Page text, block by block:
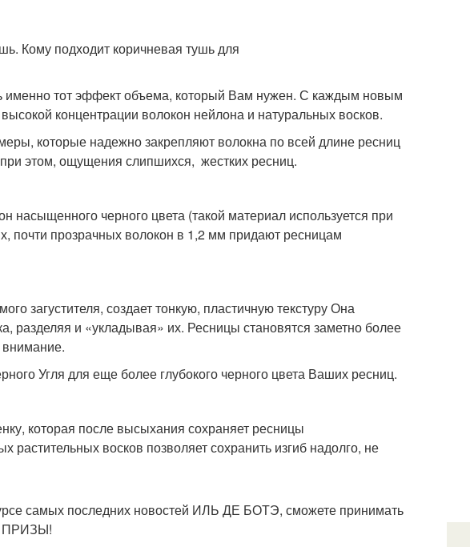
тот эффект объема, который Вам нужен. С каждым новым
концентрации волокон нейлона и натуральных восков.
которые надежно закрепляют волокна по всей длине ресниц
этом, ощущения слипшихся, жестких ресниц.
черного цвета (такой материал используется при
почти прозрачных волокон в 1,2 мм придают ресницам
загустителя, создает тонкую, пластичную текстуру Она
разделяя и «укладывая» их. Ресницы становятся заметно более
Угля для еще более глубокого черного цвета Ваших ресниц.
которая после высыхания сохраняет ресницы
восков позволяет сохранить изгиб надолго, не
самых последних новостей ИЛЬ ДЕ БОТЭ, сможете принимать
ПРИЗЫ!